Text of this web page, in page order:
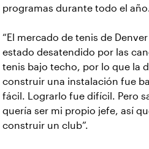
programas durante todo el
“El mercado de tenis de
estado desatendido por las
tenis bajo techo, por lo que la
construir una instalación fue
fácil. Lograrlo fue difícil. Pero
quería ser mi propio jefe, así
construir un club”.